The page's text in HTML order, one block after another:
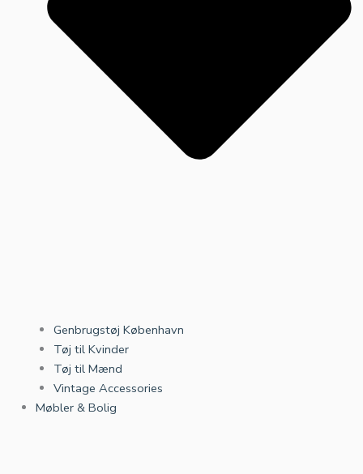
Genbrugstøj København
Tøj til Kvinder
Tøj til Mænd
Vintage Accessories
Møbler & Bolig